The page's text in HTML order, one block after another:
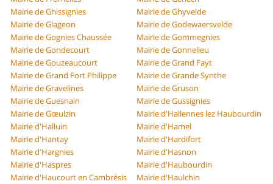
Mairie de Ghissignies
Mairie de Ghyvelde
Mairie de Glageon
Mairie de Godewaersvelde
Mairie de Gognies Chaussée
Mairie de Gommegnies
Mairie de Gondecourt
Mairie de Gonnelieu
Mairie de Gouzeaucourt
Mairie de Grand Fayt
Mairie de Grand Fort Philippe
Mairie de Grande Synthe
Mairie de Gravelines
Mairie de Gruson
Mairie de Guesnain
Mairie de Gussignies
Mairie de Gœulzin
Mairie d'Hallennes lez Haubourdin
Mairie d'Halluin
Mairie d'Hamel
Mairie d'Hantay
Mairie d'Hardifort
Mairie d'Hargnies
Mairie d'Hasnon
Mairie d'Haspres
Mairie d'Haubourdin
Mairie d'Haucourt en Cambrésis
Mairie d'Haulchin